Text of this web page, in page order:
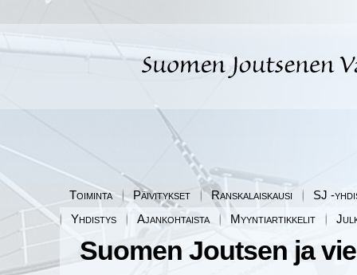
Toiminta Päivitykset Ranskalaiskausi
SJ -
Yhdistys
Ajankohtaista Myyntiartikkelit
Suomen Joutsen ja